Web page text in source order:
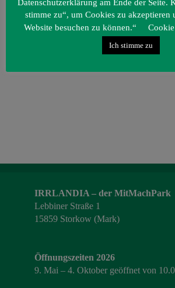
IRRLANDIA – der MitMachPark
Lebbiner Straße 1
15859 Storkow (Mark)
Öffnungszeiten 2026
9. Mai – 4. Oktober geöffnet von
Datenschutzerklärung am Ende der Seite.
stimme zu“, um Cookies zu akzeptieren
Website besuchen zu können.“
Ich stimme zu